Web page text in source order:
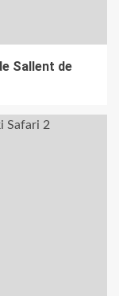
Sallent de